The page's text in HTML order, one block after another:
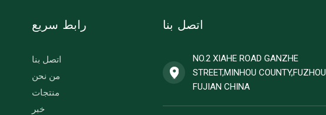
رابط سريع
اتصل بنا
من نحن
منتجات
خبر
اتصل بنا
NO.2 XIAHE ROAD GANZHE
STREET,MINHOU COUNTY,FUZHOU
FUJIAN CHINA